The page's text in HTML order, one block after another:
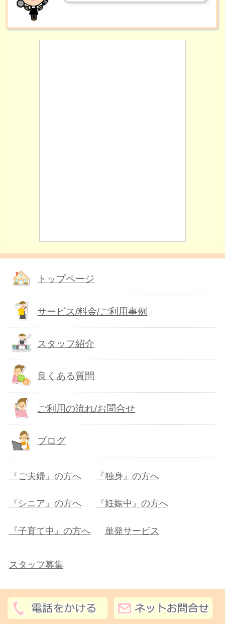
トップページ
サービス/料金/ご利用事例
スタッフ紹介
良くある質問
ご利用の流れ/お問合せ
ブログ
『ご夫婦』の方へ 『独身』の方へ
『シニア』の方へ 『妊娠中』の方へ
『子育て中』の方へ 単発サービス
スタッフ募集